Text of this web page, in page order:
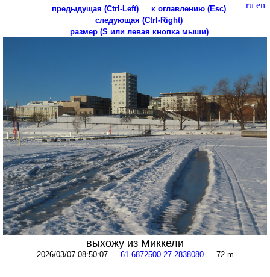
ru en
предыдущая (Ctrl-Left)
к оглавлению (Esc)
следующая (Ctrl-Right)
размер (S или левая кнопка мыши)
выхожу из Миккели
2026/03/07 08:50:07 — 61.6872500 27.2838080— 72 m